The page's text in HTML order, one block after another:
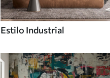
Estilo Industrial